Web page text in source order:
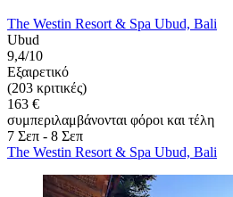
The Westin Resort & Spa Ubud, Bali
Ubud
9,4/10
Εξαιρετικό
(203 κριτικές)
163 €
συμπεριλαμβάνονται φόροι και τέλη
7 Σεπ - 8 Σεπ
The Westin Resort & Spa Ubud, Bali